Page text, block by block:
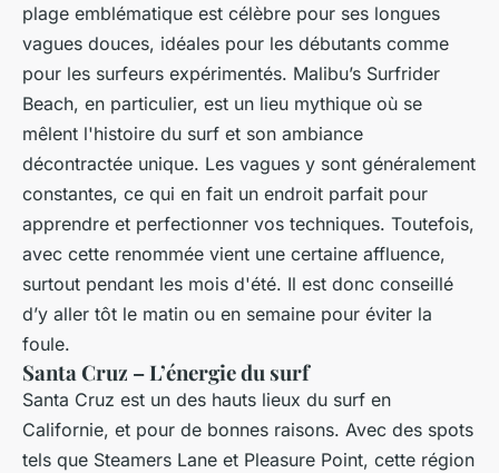
plage emblématique est célèbre pour ses longues
vagues douces, idéales pour les débutants comme
pour les surfeurs expérimentés. Malibu’s Surfrider
Beach, en particulier, est un lieu mythique où se
mêlent l'histoire du surf et son ambiance
décontractée unique. Les vagues y sont généralement
constantes, ce qui en fait un endroit parfait pour
apprendre et perfectionner vos techniques. Toutefois,
avec cette renommée vient une certaine affluence,
surtout pendant les mois d'été. Il est donc conseillé
d’y aller tôt le matin ou en semaine pour éviter la
foule.
Santa Cruz – L’énergie du surf
Santa Cruz est un des hauts lieux du surf en
Californie, et pour de bonnes raisons. Avec des spots
tels que Steamers Lane et Pleasure Point, cette région